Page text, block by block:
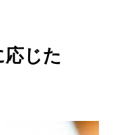
応じた